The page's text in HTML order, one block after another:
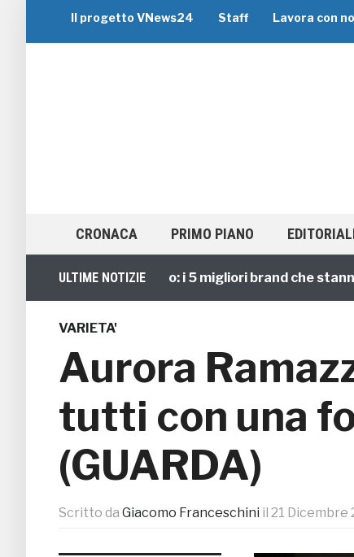
Il progetto VNews24 Staff Lavora con
CRONACA PRIMO PIANO
ULTIME NOTIZIE
Viaggi di Gruppo: i 5 migliori brand che stanno
VARIETA'
Aurora
tutti con una
(GUARDA)
Scritto da Giacomo Franceschini il 21 Dicembre